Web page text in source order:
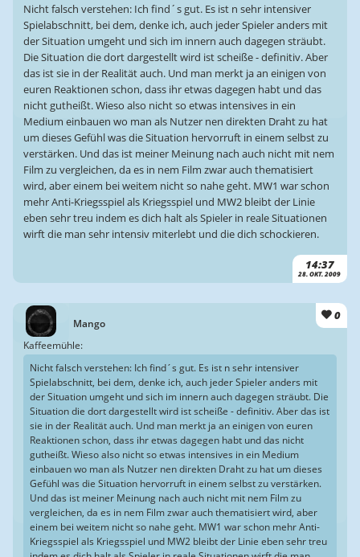
14:37
28. OKT. 2009
Nicht falsch verstehen: Ich find´s gut. Es ist n sehr intensiver
Spielabschnitt, bei dem, denke ich, auch jeder Spieler anders mit
der Situation umgeht und sich im innern auch dagegen sträubt.
Die Situation die dort dargestellt wird ist scheiße - definitiv. Aber
das ist sie in der Realität auch. Und man merkt ja an einigen von
euren Reaktionen schon, dass ihr etwas dagegen habt und das
nicht gutheißt. Wieso also nicht so etwas intensives in ein
Medium einbauen wo man als Nutzer nen direkten Draht zu hat
um dieses Gefühl was die Situation hervorruft in einem selbst zu
verstärken. Und das ist meiner Meinung nach auch nicht mit nem
Film zu vergleichen, da es in nem Film zwar auch thematisiert
wird, aber einem bei weitem nicht so nahe geht. MW1 war schon
mehr Anti-Kriegsspiel als Kriegsspiel und MW2 bleibt der Linie
eben sehr treu indem es dich halt als Spieler in reale Situationen
wirft die man sehr intensiv miterlebt und die dich schockieren.
Mango
0
Kaffeemühle:
Nicht falsch verstehen: Ich find´s gut. Es ist n sehr intensiver
Spielabschnitt, bei dem, denke ich, auch jeder Spieler anders mit
der Situation umgeht und sich im innern auch dagegen sträubt. Die
Situation die dort dargestellt wird ist scheiße - definitiv. Aber das ist
sie in der Realität auch. Und man merkt ja an einigen von euren
Reaktionen schon, dass ihr etwas dagegen habt und das nicht
gutheißt. Wieso also nicht so etwas intensives in ein Medium
einbauen wo man als Nutzer nen direkten Draht zu hat um dieses
Gefühl was die Situation hervorruft in einem selbst zu verstärken.
Und das ist meiner Meinung nach auch nicht mit nem Film zu
vergleichen, da es in nem Film zwar auch thematisiert wird, aber
einem bei weitem nicht so nahe geht. MW1 war schon mehr Anti-
Kriegsspiel als Kriegsspiel und MW2 bleibt der Linie eben sehr treu